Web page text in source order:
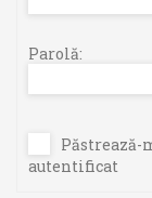
Parolă:
Păstrează-
autentificat